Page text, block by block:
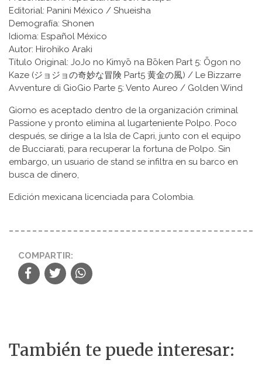
Editorial: Panini México / Shueisha
Demografía: Shonen
Idioma: Español México
Autor: Hirohiko Araki
Título Original: JoJo no Kimyō na Bōken Part 5: Ōgon no
Kaze (ジョジョの奇妙な冒険 Part5 黄金の風) / Le Bizzarre
Avventure di GioGio Parte 5: Vento Aureo / Golden Wind
Giorno es aceptado dentro de la organización criminal
Passione y pronto elimina al lugarteniente Polpo. Poco
después, se dirige a la Isla de Capri, junto con el equipo
de Bucciarati, para recuperar la fortuna de Polpo. Sin
embargo, un usuario de stand se infiltra en su barco en
busca de dinero,
Edición mexicana licenciada para Colombia.
COMPARTIR:
También te puede interesar: